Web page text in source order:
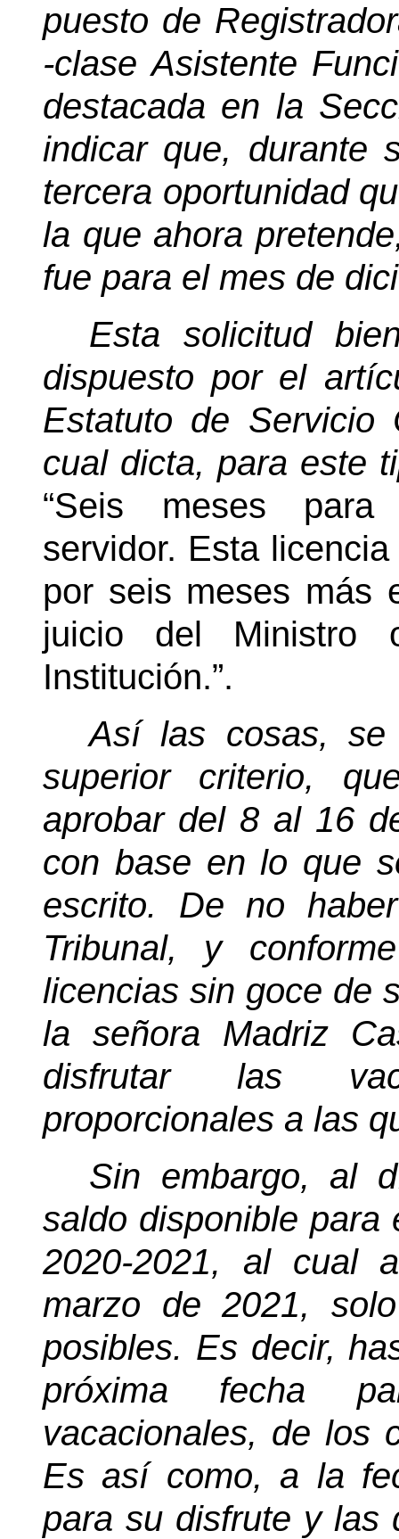
puesto de
-clase Asistente
destacada en la
indicar que, durante
tercera oportunidad
la que ahora
fue para el mes de
Esta solicitud
dispuesto por el
Estatuto de
cual dicta, para este
“Seis meses para
servidor. Esta
por seis meses más
juicio del Ministro
Institución.”.
Así las cosas, se
superior criterio,
aprobar del 8 al 16
con base en lo que
escrito. De no
Tribunal, y
licencias sin goce de
la señora Madriz
disfrutar las
proporcionales a las
Sin embargo, al
saldo disponible para
2020-2021, al cual
marzo de 2021,
posibles. Es decir,
próxima fecha
vacacionales, de los
Es así como, a la
para su disfrute y las